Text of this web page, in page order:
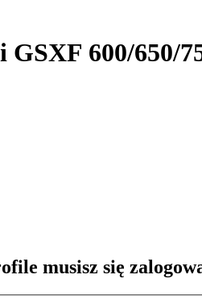
600/650/
musisz się